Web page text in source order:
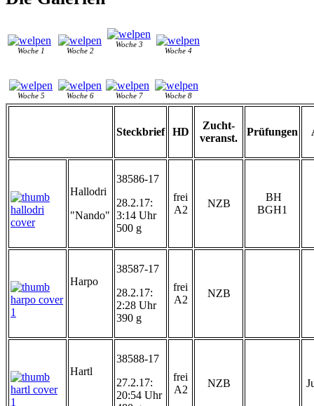
Woche 1 Woche 2
Woche 3
Woche 4
Woche 5 Woche 6 Woche 7 Woche 8
Steckbrief HD
Zucht-
veranst.
Prüfungen
Hallodri
"Nando"
38586-17
28.2.17:
3:14 Uhr
500 g
frei
A2
NZB
BH
BGH1
Harpo
38587-17
28.2.17:
2:28 Uhr
390 g
frei
A2
NZB
Hartl
38588-17
27.2.17:
20:54 Uhr
frei
A2
NZB